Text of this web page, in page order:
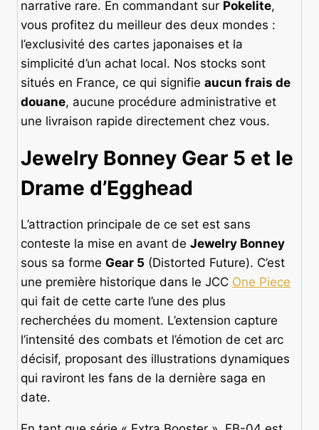
narrative rare. En commandant sur Pokelite,
vous profitez du meilleur des deux mondes :
l’exclusivité des cartes japonaises et la
simplicité d’un achat local. Nos stocks sont
situés en France, ce qui signifie aucun frais de
douane, aucune procédure administrative et
une livraison rapide directement chez vous.
Jewelry Bonney Gear 5 et le
Drame d’Egghead
L’attraction principale de ce set est sans
conteste la mise en avant de Jewelry Bonney
sous sa forme Gear 5 (Distorted Future). C’est
une première historique dans le JCC One Piece
qui fait de cette carte l’une des plus
recherchées du moment. L’extension capture
l’intensité des combats et l’émotion de cet arc
décisif, proposant des illustrations dynamiques
qui raviront les fans de la dernière saga en
date.